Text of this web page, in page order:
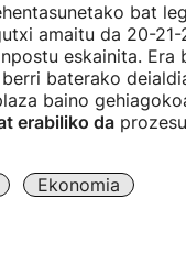
bat
amaitu da 20-
eskainita. Era
baterako
baino
erabiliko da
Ekonomia